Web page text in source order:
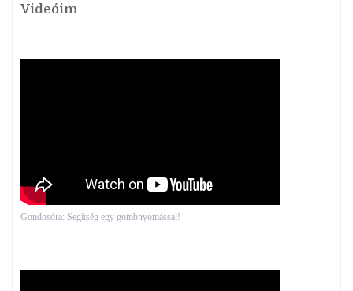
Videóim
Gondosóra: Segítség egy gombnyomással!